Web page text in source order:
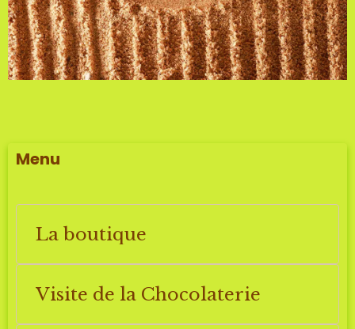
Menu
La boutique
Visite de la Chocolaterie